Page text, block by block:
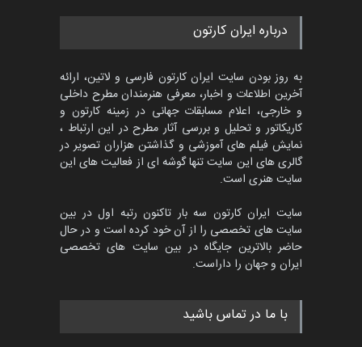
مسابقۀ بین‌المللی کارتون و
کاریکاتور «البغلی…
جشنواره بین‌المللی کارتون
مدارس پرتغال، ۲۰۲۷
مهلت 4 ماه دیگر
پنجمین مسابقۀ بین‌المللی
کارتون طنز «کلاه‌ای…
مهلت
درباره ایران کارتون
به روز بودن سایت ایران کارتون فارسی و لاتین، ارائه
آخرین اطلاعات و اخبار، معرفی هنرمندان مطرح داخلی
و خارجی، اعلام مسابقات جهانی در زمینه کارتون و
کاریکاتور و تحلیل و بررسی آثار مطرح در این ارتباط ،
نمایش فیلم های آموزشی و گذاشتن هزاران تصویر در
گالری های این سایت تنها گوشه ای از فعالیت های این
سایت هنری است.
سایت ایران کارتون سه بار تاکنون رتبه اول در بین
سایت های تخصصی را از آن خود کرده است و در حال
حاضر بالاترین جایگاه در بین سایت های تخصصی
ایران و جهان را داراست.
با ما در تماس باشید